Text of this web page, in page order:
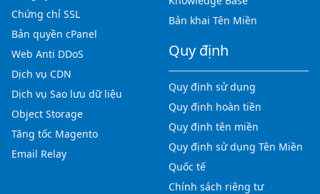
Chứng chỉ SSL
Bản quyền cPanel
Web Anti DDoS
Dịch vụ CDN
Dịch vụ Sao lưu dữ liệu
Object Storage
Tăng tốc Magento
Email Relay
Bản khai Tên Miền
Quy định
Quy định sử dụng
Quy định hoàn tiền
Quy định tên miền
Quy định sử dụng Tên Miền
Quốc tế
Chính sách riêng tư